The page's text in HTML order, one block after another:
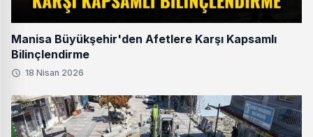
Manisa Büyükşehir'den Afetlere Karşı Kapsamlı
Bilinçlendirme
18 Nisan 2026